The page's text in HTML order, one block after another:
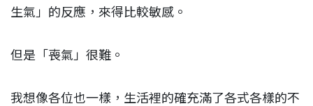
生氣」的反應，來得比較敏感。
但是「喪氣」很難。
我想像各位也一樣，生活裡的確充滿了各式各樣的不